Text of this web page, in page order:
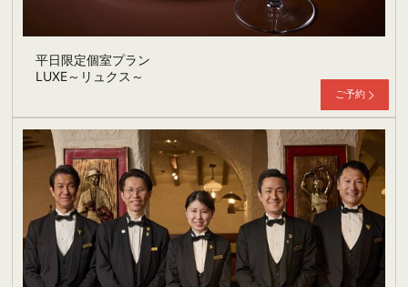
平日限定個室プラン
LUXE～リュクス～
ご予約